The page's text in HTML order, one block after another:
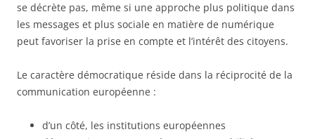
se décrète pas, même si une approche plus politique dans
les messages et plus sociale en matière de numérique
peut favoriser la prise en compte et l’intérêt des citoyens.
Le caractère démocratique réside dans la réciprocité de la
communication européenne :
d’un côté, les institutions européennes